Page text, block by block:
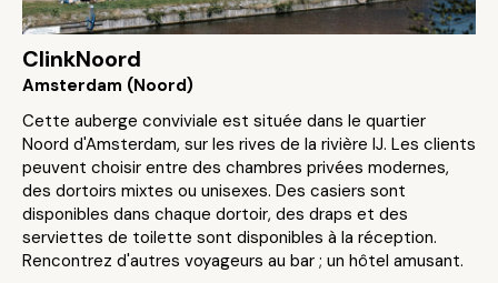
ClinkNoord
Amsterdam (Noord)
Cette auberge conviviale est située dans le quartier
Noord d'Amsterdam, sur les rives de la rivière IJ. Les clients
peuvent choisir entre des chambres privées modernes,
des dortoirs mixtes ou unisexes. Des casiers sont
disponibles dans chaque dortoir, des draps et des
serviettes de toilette sont disponibles à la réception.
Rencontrez d'autres voyageurs au bar ; un hôtel amusant.